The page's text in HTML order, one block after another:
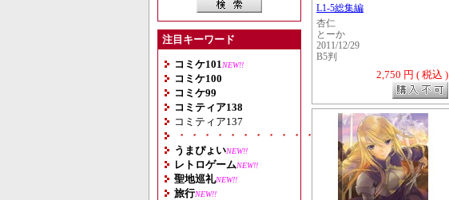
注目キーワード
コミケ101 NEW!!
コミケ100
コミケ99
コミティア138
コミティア137
・・・・・・・・・・・・・・・・・・・
うまぴょいNEW!!
レトロゲームNEW!!
聖地巡礼NEW!!
旅行NEW!!
L1-5総集編
杏仁
とーか
2011/12/29
B5判
2,750 円 ( 税込 )